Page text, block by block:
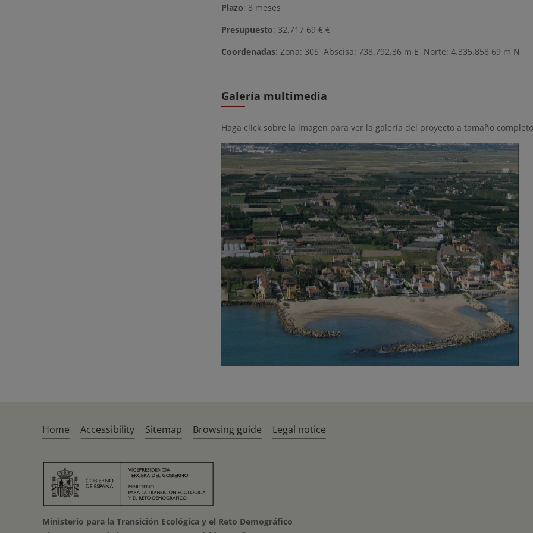
Plazo: 8 meses
Presupuesto: 32.717,69 € €
Coordenadas: Zona: 30S Abscisa: 738.792,36 m E Norte: 4.335.858,69 m N
Galería multimedia
Haga click sobre la imagen para ver la galería del proyecto a tamaño
Home Accessibility Sitemap Browsing guide Legal notice
Ministerio para la Transición Ecológica y el Reto Demográfico